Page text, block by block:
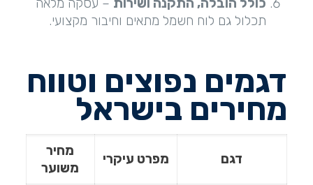
כולל הובלה, התקנה ושירות – עסקה מלאה
תכלול גם לוח חשמל מתאים וחיבור מקצועי.
דגמים נפוצים וטווח
מחירים בישראל
דגם מפרט עיקרי
מחיר
משוער